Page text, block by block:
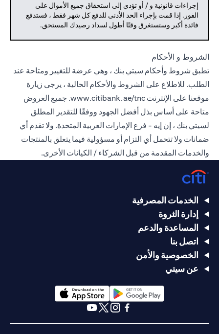
إجراءات قانونية و / أو تؤدي إلى استحقاق جميع الأموال على
الفور. إذا قمت بإجراء الحد الأدنى للدفع كل شهر فقط ، فستدفع
فائدة أكبر وستستغرق وقتًا أطول لسداد رصيدك المستحق.
الشروط و الأحكام
تطبق شروط وأحكام سيتي بنك ، وهي عرضة للتغيير ومتاحة عند
الطلب. للاطلاع على الشروط والأحكام الحالية ، يرجى زيارة
موقعنا على الإنترنت www.citibank.ae/tnc. جميع العروض
متاحة على أساس بذل أفضل الجهود ووفقًا للتقدير المطلق
لسيتي بنك ، إن إيه - فرع الإمارات العربية المتحدة. ولا تقدم أي
ضمانات ولا تتحمل أي التزام أو مسؤولية فيما يتعلق بالمنتجات
والخدمات المقدمة من قبل الشركاء / الكيانات الأخرى.
الخدمات المصرفية
إدارة الثروة
المساعدة والدعم
اتصل بنا
الخصوصية والأمن
عن سيتي
opens in a new tab
opens in a new tab